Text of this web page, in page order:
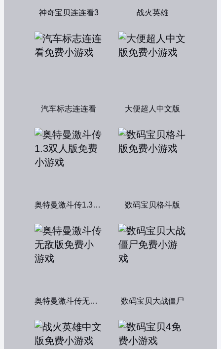
神奇宝贝连连看3 战火英雄
汽车标志连连看 大便超人中文版
奥特曼激斗传1.3双人版 数码宝贝格斗版
奥特曼激斗传无敌版 数码宝贝大战僵尸